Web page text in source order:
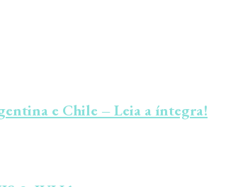
e Chile – Leia a íntegra!